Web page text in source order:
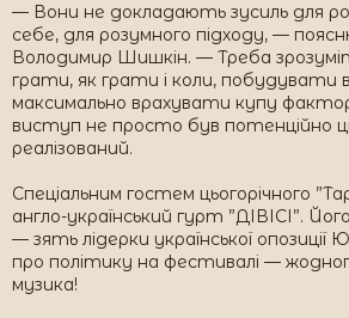
— Вони не докладають зусиль для
себе, для розумного підходу, —
Володимир Шишкін. — Треба
грати, як грати і коли,
максимально врахувати купу
виступ не просто був потенційно
реалізований.
Спеціальним гостем цьогорічного
англо-український гурт ”ДІВІСІ”.
— зять лідерки української опозиції
про політику на фестивалі —
музика!